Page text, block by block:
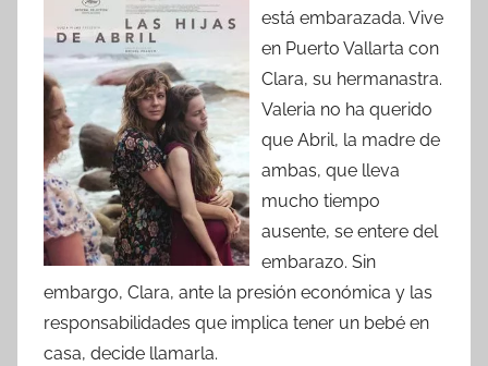
está embarazada. Vive
en Puerto Vallarta con
Clara, su hermanastra.
Valeria no ha querido
que Abril, la madre de
ambas, que lleva
mucho tiempo
ausente, se entere del
embarazo. Sin
embargo, Clara, ante la presión económica y las
responsabilidades que implica tener un bebé en
casa, decide llamarla.